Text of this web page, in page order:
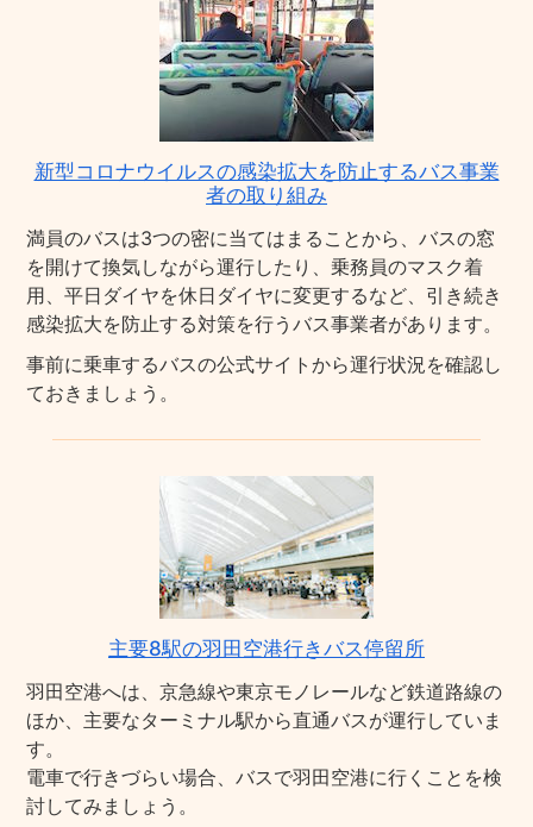
新型コロナウイルスの感染拡大を防止するバス事業
者の取り組み
満員のバスは3つの密に当てはまることから、バスの窓
を開けて換気しながら運行したり、乗務員のマスク着
用、平日ダイヤを休日ダイヤに変更するなど、引き続き
感染拡大を防止する対策を行うバス事業者があります。
事前に乗車するバスの公式サイトから運行状況を確認し
ておきましょう。
主要8駅の羽田空港行きバス停留所
羽田空港へは、京急線や東京モノレールなど鉄道路線の
ほか、主要なターミナル駅から直通バスが運行していま
す。
電車で行きづらい場合、バスで羽田空港に行くことを検
討してみましょう。